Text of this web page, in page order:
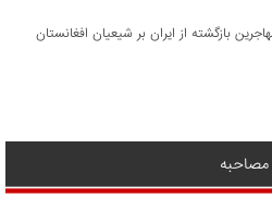
بازگشته از ایران بر شیعیان افغانستان
مصاحبه